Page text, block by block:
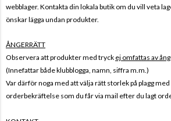
webblager. Kontakta din lokala butik om du vill veta
önskar lägga undan produkter.
ÅNGERRÄTT
Observera att produkter med tryck ej omfattas av
(Innefattar både klubblogga, namn, siffra m.m.)
Var därför noga med att välja rätt storlek på plagg
orderbekräftelse som du får via mail efter du lagt